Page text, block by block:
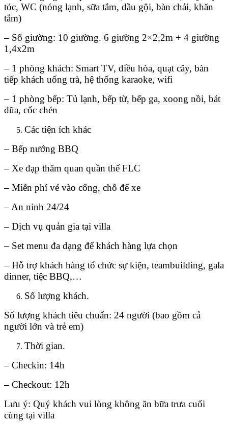
tóc, WC (nóng lạnh, sữa tắm, dầu gội, bàn chải, khăn
tắm)
– Số giường: 10 giường. 6 giường 2×2,2m + 4 giường
1,4x2m
– 1 phòng khách: Smart TV, điều hòa, quạt cây, bàn
tiếp khách uống trà, hệ thống karaoke, wifi
– 1 phòng bếp: Tủ lạnh, bếp từ, bếp ga, xoong nồi, bát
đũa, cốc chén
Các tiện ích khác
– Bếp nướng BBQ
– Xe đạp thăm quan quần thể FLC
– Miễn phí vé vào cổng, chỗ để xe
– An ninh 24/24
– Dịch vụ quản gia tại villa
– Set menu đa dạng để khách hàng lựa chọn
– Hỗ trợ khách hàng tổ chức sự kiện, teambuilding, gala
dinner, tiệc BBQ,…
Số lượng khách.
Số lượng khách tiêu chuẩn: 24 người (bao gồm cả
người lớn và trẻ em)
Thời gian.
– Checkin: 14h
– Checkout: 12h
Lưu ý: Quý khách vui lòng không ăn bữa trưa cuối
cùng tại villa